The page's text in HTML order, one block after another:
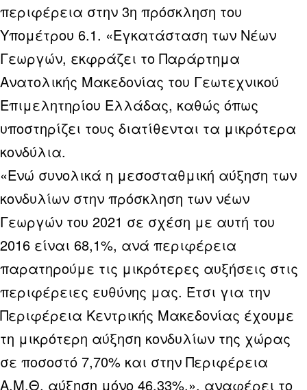
περιφέρεια στην 3η πρόσκληση του
Υπομέτρου 6.1. «Εγκατάσταση των Νέων
Γεωργών, εκφράζει το Παράρτημα
Ανατολικής Μακεδονίας του Γεωτεχνικού
Επιμελητηρίου Ελλάδας, καθώς όπως
υποστηρίζει τους διατίθενται τα μικρότερα
κονδύλια.
«Ενώ συνολικά η μεσοσταθμική αύξηση των
κονδυλίων στην πρόσκληση των νέων
Γεωργών του 2021 σε σχέση με αυτή του
2016 είναι 68,1%, ανά περιφέρεια
παρατηρούμε τις μικρότερες αυξήσεις στις
περιφέρειες ευθύνης μας. Έτσι για την
Περιφέρεια Κεντρικής Μακεδονίας έχουμε
τη μικρότερη αύξηση κονδυλίων της χώρας
σε ποσοστό 7,70% και στην Περιφέρεια
Α.Μ.Θ. αύξηση μόνο 46,33%.», αναφέρει το